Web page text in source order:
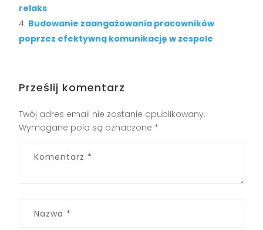
relaks
Budowanie zaangażowania pracowników
poprzez efektywną komunikację w zespole
Prześlij komentarz
Twój adres email nie zostanie opublikowany.
Wymagane pola są oznaczone *